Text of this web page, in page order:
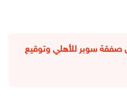
صفقة سوبر للأهلي وتوقيع